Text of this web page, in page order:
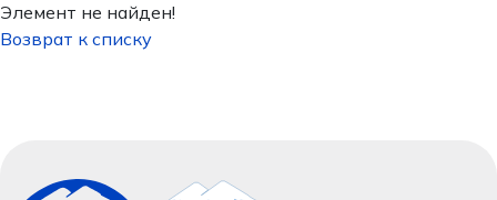
Элемент не найден!
Возврат к списку